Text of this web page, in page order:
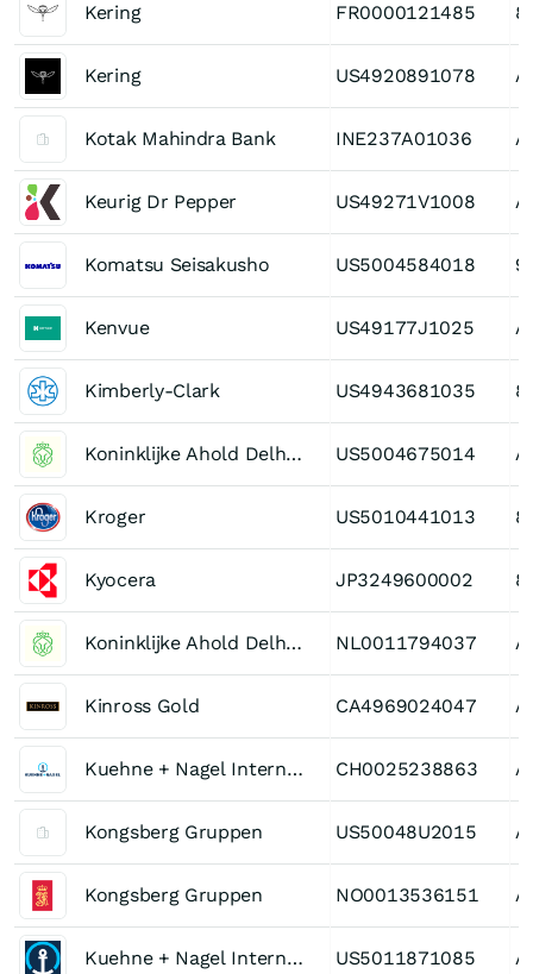
Kering FR0000121485
Kering US4920891078
Kotak Mahindra Bank INE237A01036
Keurig Dr Pepper US49271V1008
Komatsu Seisakusho US5004584018
Kenvue US49177J1025
Kimberly-Clark US4943681035
Koninklijke Ahold Delhaize US5004675014
Kroger US5010441013
Kyocera JP3249600002
Koninklijke Ahold Delhaize NL0011794037
Kinross Gold CA4969024047
Kuehne + Nagel International CH0025238863
Kongsberg Gruppen US50048U2015
Kongsberg Gruppen NO0013536151
Kuehne + Nagel International US5011871085